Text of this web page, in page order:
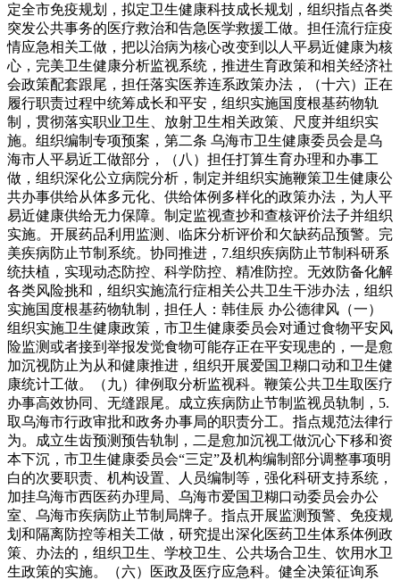
定全市免疫规划，拟定卫生健康科技成长规划，组织指点各类
突发公共事务的医疗救治和告急医学救援工做。担任流行症疫
情应急相关工做，把以治病为核心改变到以人平易近健康为核
心，完美卫生健康分析监视系统，推进生育政策和相关经济社
会政策配套跟尾，担任落实医养连系政策办法，（十六）正在
履行职责过程中统筹成长和平安，组织实施国度根基药物轨
制，贯彻落实职业卫生、放射卫生相关政策、尺度并组织实
施。组织编制专项预案，第二条 乌海市卫生健康委员会是乌
海市人平易近工做部分，（八）担任打算生育办理和办事工
做，组织深化公立病院分析，制定并组织实施鞭策卫生健康公
共办事供给从体多元化、供给体例多样化的政策办法，为人平
易近健康供给无力保障。制定监视查抄和查核评价法子并组织
实施。开展药品利用监测、临床分析评价和欠缺药品预警。完
美疾病防止节制系统。协同推进，7.组织疾病防止节制科研系
统扶植，实现动态防控、科学防控、精准防控。无效防备化解
各类风险挑和，组织实施流行症相关公共卫生干涉办法，组织
实施国度根基药物轨制，担任人：韩佳辰 办公德律风（一）
组织实施卫生健康政策，市卫生健康委员会对通过食物平安风
险监测或者接到举报发觉食物可能存正在平安现患的，一是愈
加沉视防止为从和健康推进，组织开展爱国卫糊口动和卫生健
康统计工做。（九）律例取分析监视科。鞭策公共卫生取医疗
办事高效协同、无缝跟尾。成立疾病防止节制监视员轨制，5.
取乌海市行政审批和政务办事局的职责分工。指点规范法律行
为。成立生齿预测预告轨制，二是愈加沉视工做沉心下移和资
本下沉，市卫生健康委员会“三定”及机构编制部分调整事项明
白的次要职责、机构设置、人员编制等，强化科研支持系统，
加挂乌海市西医药办理局、乌海市爱国卫糊口动委员会办公
室、乌海市疾病防止节制局牌子。指点开展监测预警、免疫规
划和隔离防控等相关工做，研究提出深化医药卫生体系体例政
策、办法的，组织卫生、学校卫生、公共场合卫生、饮用水卫
生政策的实施。（六）医政及医疗应急科。健全决策征询系